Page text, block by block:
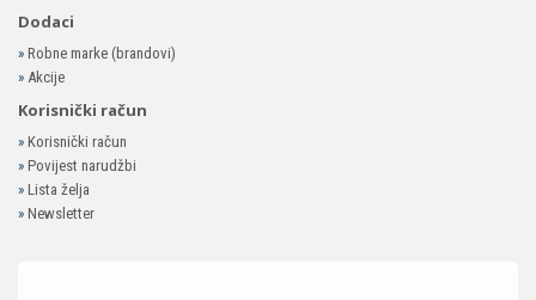
Dodaci
» Robne marke (brandovi)
» Akcije
Korisnički račun
» Korisnički račun
» Povijest narudžbi
» Lista želja
» Newsletter